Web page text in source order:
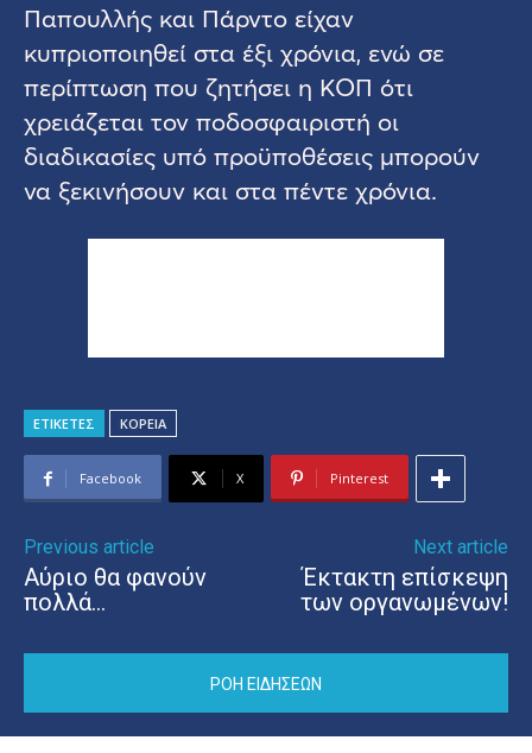
Παπουλλής και Πάρντο είχαν
κυπριοποιηθεί στα έξι χρόνια, ενώ σε
περίπτωση που ζητήσει η ΚΟΠ ότι
χρειάζεται τον ποδοσφαιριστή οι
διαδικασίες υπό προϋποθέσεις μπορούν
να ξεκινήσουν και στα πέντε χρόνια.
ΕΤΙΚΕΤΕΣ ΚΟΡΕΙΑ
Facebook X Pinterest
Previous article
Αύριο θα φανούν
πολλά…
Next article
Έκτακτη επίσκεψη
των οργανωμένων!
ΡΟΗ ΕΙΔΗΣΕΩΝ